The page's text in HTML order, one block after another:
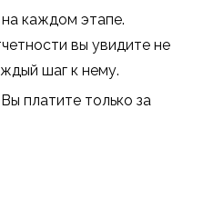
каждом этапе.
вы увидите не
шаг к нему.
платите только за